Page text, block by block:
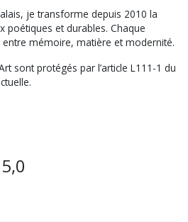
je transforme depuis 2010 la
poétiques et durables. Chaque
mémoire, matière et modernité.
sont protégés par l’article L111-1 du
5,0